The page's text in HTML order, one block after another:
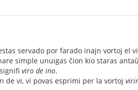
servado por farado inajn vortoj el
simple unuigas ĉion kio staras
viro de ino.
de vi, vi povas esprimi per la vortoj